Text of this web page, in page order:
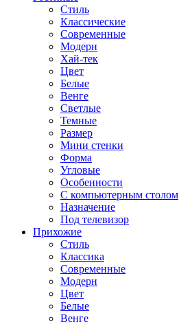
Стиль
Классические
Современные
Модерн
Хай-тек
Цвет
Белые
Венге
Светлые
Темные
Размер
Мини стенки
Форма
Угловые
Особенности
С компьютерным столом
Назначение
Под телевизор
Прихожие
Стиль
Классика
Современные
Модерн
Цвет
Белые
Венге